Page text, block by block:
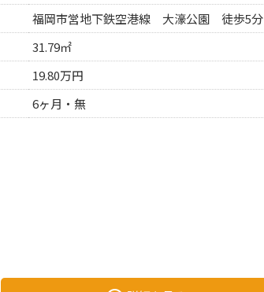
福岡市営地下鉄空港線 大濠公園 徒歩5分
31.79㎡
19.80万円
6ヶ月・無